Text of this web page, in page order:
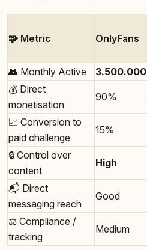
🧩 Metric OnlyFans
👥 Monthly Active 3.500.000
💰 Direct
monetisation
90%
📈 Conversion to
paid challenge
15%
🔒 Control over
content
High
📬 Direct
messaging reach
Good
⚖️ Compliance /
tracking
Medium